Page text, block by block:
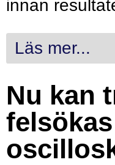
innan
Läs mer...
Nu kan